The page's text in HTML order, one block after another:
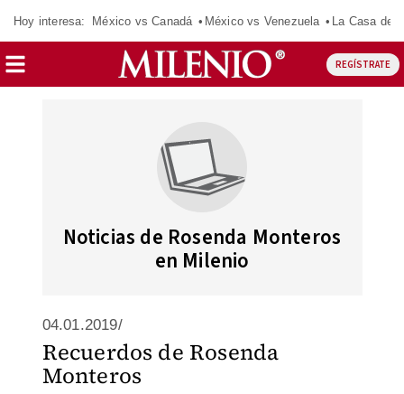
Hoy interesa: México vs Canadá México vs Venezuela La Casa de
REGÍSTRATE
Noticias de Rosenda Monteros
en Milenio
04.01.2019/
Recuerdos de Rosenda
Monteros